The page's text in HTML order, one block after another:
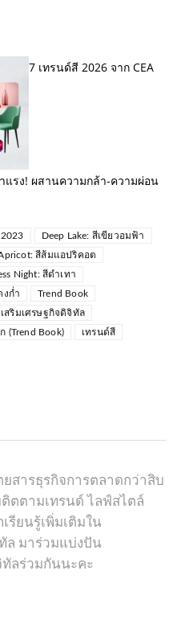
7 เทรนด์สี 2026 จาก CEA
แรง! ผสานความกล้า-ความผ่อน
Deep Lake: สีเขียวอมฟ้า
สีส้มแอปริคอต
Night: สีดำเทา
งก่ำ
Trend Book
สริมเศรษฐกิจดิจิทัล
(Trend Book)
เทรนด์สี
สารธุรกิจการตลาดกว่าสิบ
ตตามเทรนด์ ไลฟ์สไตล์
รียนรู้เพิ่มเติมใน
ล มาร่วมแบ่งปัน
ลร่วมกันนะคะ